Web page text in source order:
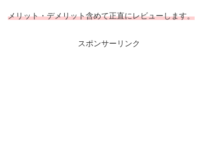
メリット・デメリット含めて正直にレビューします。
スポンサーリンク